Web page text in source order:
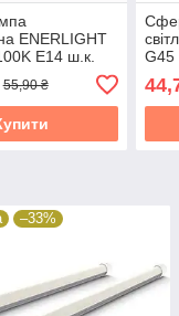
ENERLIGHT
E14 ш.к.
10шт/уп
55,90 ₴
G45
уп
–33%